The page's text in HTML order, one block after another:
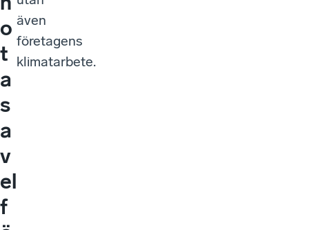
o
t
a
s
a
v
el
f
även
företagens
klimatarbete.